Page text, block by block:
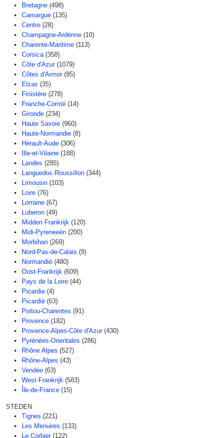
Bretagne (498)
Camargue (135)
Centre (28)
Champagne-Ardenne (10)
Charente-Maritime (113)
Corsica (358)
Côte d'Azur (1079)
Côtes d'Armor (85)
Elzas (35)
Finistère (278)
Franche-Comté (14)
Gironde (234)
Haute Savoie (960)
Haute-Normandie (8)
Hérault-Aude (306)
Ille-et-Vilaine (188)
Landes (285)
Languedoc-Roussillon (344)
Limousin (103)
Loire (76)
Lorraine (67)
Luberon (49)
Midden Frankrijk (120)
Midi-Pyreneeën (200)
Morbihan (269)
Nord-Pas-de-Calais (9)
Normandië (480)
Oost-Frankrijk (609)
Pays de la Loire (44)
Picardie (4)
Picardië (63)
Poitou-Charentes (91)
Provence (182)
Provence-Alpes-Côte d'Azur (430)
Pyrénées-Orientales (286)
Rhône Alpes (527)
Rhône-Alpes (43)
Vendée (63)
West-Frankrijk (583)
Île-de-France (15)
STEDEN
Tignes (221)
Les Menuires (133)
Le Corbier (122)